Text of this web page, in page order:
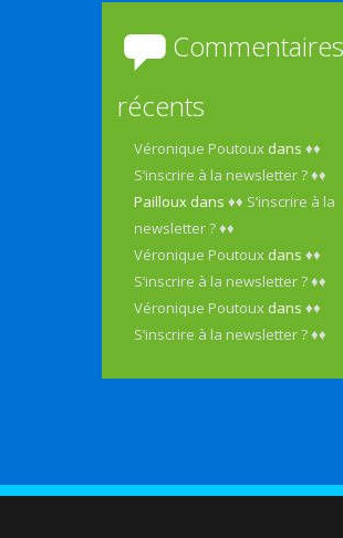
Commentaires
récents
Véronique Poutoux dans♦♦
S’inscrire à la newsletter ? ♦♦
Pailloux dans♦♦ S’inscrire à la
newsletter ? ♦♦
Véronique Poutoux dans♦♦
S’inscrire à la newsletter ? ♦♦
Véronique Poutoux dans♦♦
S’inscrire à la newsletter ? ♦♦